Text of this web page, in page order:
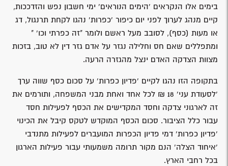
בימים אלו הנקראים 'הימים הנוראים' ימי חשבון נפש והזדככות,
קיים מנהג לערוך לפני יום כיפור 'כפרות' נהגו לקחת תרנגול, דג
או מעות (כסף), לסובב מעל ראשם ולומר "זה כפרתי וכו' "
ומתפללים שאם חס וחלילה נגזר על אדם גזר דין לא טוב, בזכות
מצוות הצדקה האדם ינצל מהגזרה הרעה.
בתקופה הזו נהגו לקיים 'פדיון כפרות' על סכום כסף שווה ערך
'לסעודת עני' 18 ₪ לכל אחד ואחת מבני המשפחה, ותורמים את
זה לארגוני צדקה וחסד המקדישים את הכסף לפעילות חסד
עבור כלל הציבור. סכום הכסף המוקדש לטקס קיבל את הכינוי
'פדיון כפרות' דמי פדיון הכפרות המועברים לפעילות מתנדבי
'איחוד הצלה' הנם מקור תרומה משמעותי עבור פעילות הארגון
בכל רחבי הארץ.